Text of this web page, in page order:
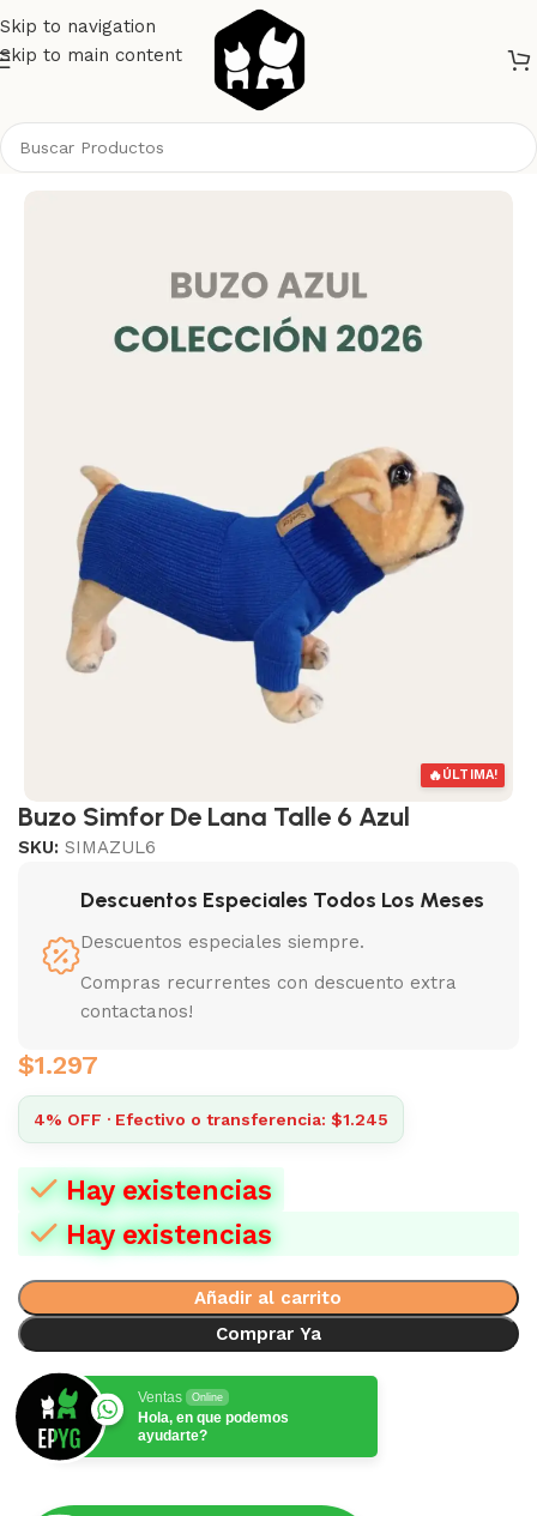
Skip to navigation
Skip to main content
🔥ÚLTIMA!
Buzo Simfor De Lana Talle 6 Azul
SKU: SIMAZUL6
Descuentos Especiales Todos Los Meses
Descuentos especiales siempre.
Compras recurrentes con descuento extra
contactanos!
$1.297
4% OFF · Efectivo o transferencia: $1.245
Hay existencias
Hay existencias
Añadir al carrito
Comprar Ya
Ventas Online
Hola, en que podemos
ayudarte?